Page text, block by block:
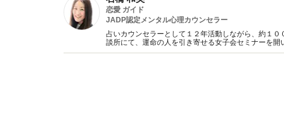
恋愛 ガイド
JADP認定メンタル心理カウンセラー
占いカウンセラーとして１２年活動しながら、約１
談所にて、運命の人を引き寄せる女子会セミナーを
も開催しております。 キラキラ引き寄せ心のセッシ